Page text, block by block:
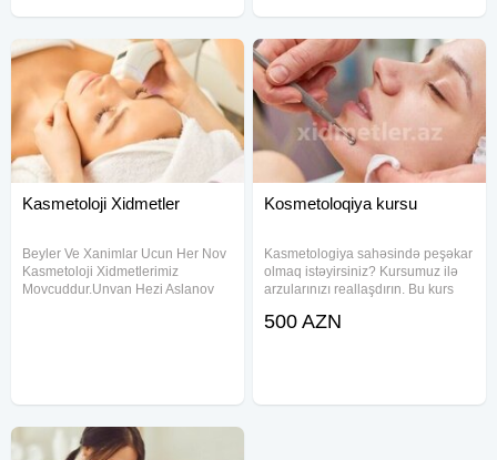
Kasmetoloji Xidmetler
Beyler Ve Xanimlar Ucun Her Nov
Kasmetoloji Xidmetlerimiz
Movcuddur.Unvan Hezi Aslanov
Kosmetoloqiya kursu
Kasmetologiya sahəsində peşəkar
olmaq istəyirsiniz? Kursumuz ilə
arzularınızı reallaşdırın. Bu kurs
biliklər və praktiki bacarıqlar
500 AZN